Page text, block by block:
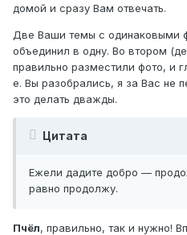
домой и сразу Вам отвечать.
Две Ваши темы с одинаковыми
объединил в одну. Во втором
правильно разместили фото, и
е. Вы разобрались, я за Вас не
это делать дважды.
Цитата
Ежели дадите добро —
равно продолжу.
Пчёл, правильно, так и нужно!